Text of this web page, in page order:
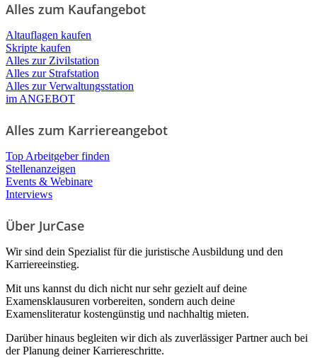
Alles zum Kaufangebot
Altauflagen kaufen
Skripte kaufen
Alles zur Zivilstation
Alles zur Strafstation
Alles zur Verwaltungsstation
im ANGEBOT
Alles zum Karriereangebot
Top Arbeitgeber finden
Stellenanzeigen
Events & Webinare
Interviews
Über JurCase
Wir sind dein Spezialist für die juristische Ausbildung und den
Karriereeinstieg.
Mit uns kannst du dich nicht nur sehr gezielt auf deine
Examensklausuren vorbereiten, sondern auch deine
Examensliteratur kostengünstig und nachhaltig mieten.
Darüber hinaus begleiten wir dich als zuverlässiger Partner auch bei
der Planung deiner Karriereschritte.